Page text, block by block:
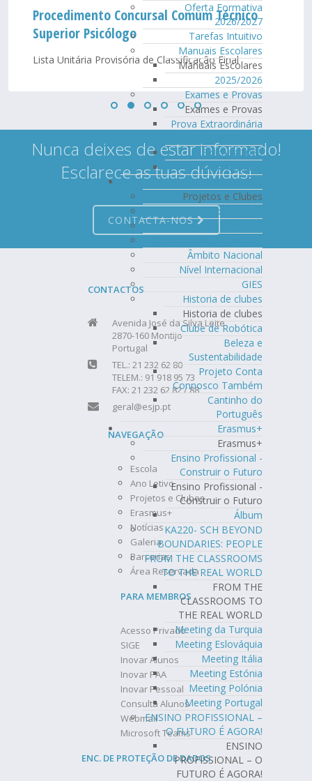
Oferta Formativa
2026/2027
Tarefas Intuitivo
Manuais Escolares
Manuais Escolares
2025/2026
Exames e Provas
Exames e Provas
Prova Extraordinária
Exames 2026
Profissional
Projetos e Clubes
Projetos e Clubes
Clube Ubuntu
Apoio Curricular
Âmbito Nacional
Nível Internacional
GIES
Historia de clubes
Historia de clubes
Clube de Robótica
Beleza e
Sustentabilidade
Projeto Conta
Connosco Também
Cantinho do
Português
Erasmus+
Erasmus+
Ensino Profissional -
Construir o Futuro
Ensino Profissional -
Construir o Futuro
Álbum
KA220- SCH BEYOND
BOUNDARIES: PEOPLE
FROM THE CLASSROOMS
TO THE REAL WORLD
FROM THE
CLASSROOMS TO
THE REAL WORLD
Meeting da Turquia
Meeting Eslováquia
Meeting Itália
Meeting Estónia
Meeting Polónia
Meeting Portugal
ENSINO PROFISSIONAL –
O FUTURO É AGORA!
ENSINO
PROFISSIONAL – O
FUTURO É AGORA!
Procedimento Concursal Comum Técnico
Superior Psicólogo
Lista Unitária Provisória de Classificação Final
Nunca deixes de estar informado!
Esclarece as tuas dúvidas!
CONTACTA-NOS
CONTACTOS
Avenida José da Silva Leite
2870-160 Montijo
Portugal
TEL.: 21 232 62 80
TELEM.: 91 918 95 73
FAX: 21 232 62 82 / 88
geral@esjp.pt
NAVEGAÇÃO
Escola
Ano Letivo
Projetos e Clubes
Erasmus+
Notícias
Galeria
Parcerias
Área Reservada
PARA MEMBROS
Acesso Privado
SIGE
Inovar Alunos
Inovar PAA
Inovar Pessoal
Consulta Alunos
Webmail
Microsoft Teams
ENC. DE PROTEÇÃO DE DADOS